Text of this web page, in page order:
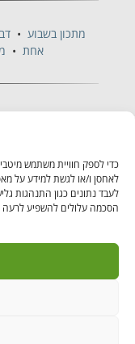
לאחסן ו/או לגשת למידע על
לעבד נתונים כגון התנהגות
הסכמה עלולים להשפיע לרעה
מתכון בשבוע •
אחת •
בקרו